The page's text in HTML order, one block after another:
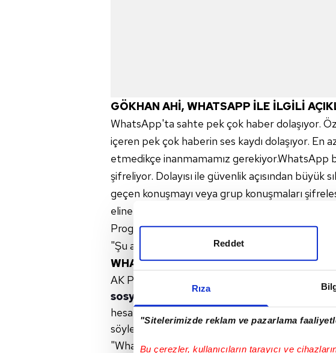
Rıza
"Sitelerimizde reklam ve pazarlama
Bu çerezler, kullanıcıların tarayıcı ve
Reddet
GÖKHAN AHİ, WHATSAPP İLE İLGİLİ
WhatsApp'ta sahte pek çok haber dolaşıyor.
içeren pek çok haberin ses kaydı dolaşıyor.
etmedikçe inanmamamız gerekiyor.WhatsApp
şifreliyor. Dolayısı ile güvenlik açısından büyük
geçen konuşmayı veya grup konuşmaları
eline geçerse bu mesajların açık bir şekilde
Programda Cüneyt Özdemir, konuyu Adalet
"Şu anlık böyle bir şey yok" dedi.
WHATSAPP GRUPLARI HAKKINDA
AK Parti Gaziantep Milletvekili Ali Şahin,
sosyal medya
hesabı üzerinden bir açıklama yaptı. Şahin,
söyledi.
"WhatsApp grupları ile ilgili TBMM'de kanuni